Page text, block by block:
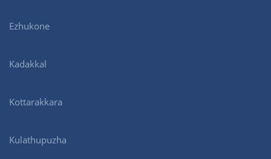
Ezhukone
Kadakkal
Kottarakkara
Kulathupuzha